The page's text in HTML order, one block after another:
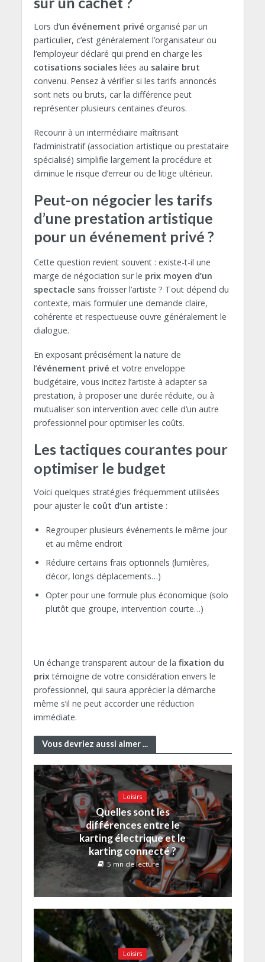
Lors d’un événement privé organisé par un
particulier, c’est généralement l’organisateur ou
l’employeur déclaré qui prend en charge les
cotisations socialesliées au salaire brut
convenu. Pensez à vérifier si les tarifs annoncés
sont nets ou bruts, car la différence peut
représenter plusieurs centaines d’euros.
Recourir à un intermédiaire maîtrisant
l’administratif (association artistique ou prestataire
spécialisé) simplifie largement la procédure et
diminue le risque d’erreur ou de litige ultérieur.
Peut-on négocier les tarifs
d’une prestation artistique
pour un événement privé ?
Cette question revient souvent : existe-t-il une
marge de négociation sur le prix moyen d’un
spectacle sans froisser l’artiste ? Tout dépend du
contexte, mais formuler une demande claire,
cohérente et respectueuse ouvre généralement le
dialogue.
En exposant précisément la nature de
l’événement privé et votre enveloppe
budgétaire, vous incitez l’artiste à adapter sa
prestation, à proposer une durée réduite, ou à
mutualiser son intervention avec celle d’un autre
professionnel pour optimiser les coûts.
Les tactiques courantes pour
optimiser le budget
Voici quelques stratégies fréquemment utilisées
pour ajuster le coût d’un artiste :
Regrouper plusieurs événements le même jour
et au même endroit
Réduire certains frais optionnels (lumières,
décor, longs déplacements…)
Opter pour une formule plus économique (solo
plutôt que groupe, intervention courte…)
Un échange transparent autour de la fixation du
prixtémoigne de votre considération envers le
professionnel, qui saura apprécier la démarche
même s’il ne peut accorder une réduction
immédiate.
Vous devriez aussi aimer ...
Loisirs
Quelles sont les
différences entre le
karting électrique et le
karting connecté ?
5 mn de lecture
Loisirs